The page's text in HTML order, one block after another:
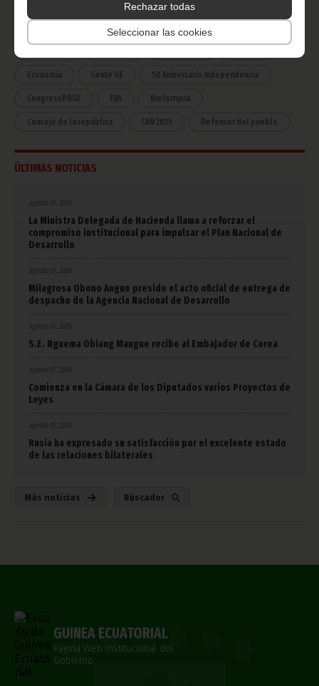
Rechazar todas
Seleccionar las cookies
África
Deportes Vicepresidencia
Economía Gente GE 50 Aniversario Independencia
CongresoPDGE FIJA Bielorrusia
Consejo de la república CAN 2025 Defensor del pueblo
ÚLTIMAS NOTICIAS
agosto 07, 2026
La Ministra Delegada de Hacienda llama a reforzar el
compromiso institucional para impulsar el Plan Nacional de
Desarrollo
agosto 07, 2026
Milagrosa Obono Angue preside el acto oficial de entrega de
despacho de la Agencia Nacional de Desarrollo
agosto 07, 2026
S.E. Nguema Obiang Mangue recibe al Embajador de Corea
agosto 07, 2026
Comienza en la Cámara de los Diputados varios Proyectos de
Leyes
agosto 07, 2026
Rusia ha expresado su satisfacción por el excelente estado
de las relaciones bilaterales
Más noticias Búscador
GUINEA ECUATORIAL
Página Web Institucional del
Gobierno